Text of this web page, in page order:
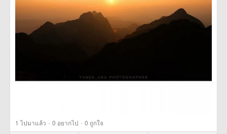
1 ไปมาแล้ว · 0 อยากไป · 0 ถูกใจ